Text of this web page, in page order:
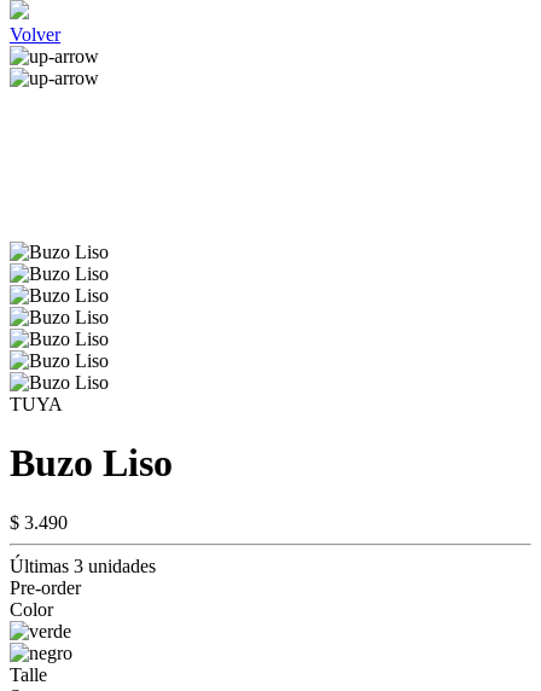
Volver
TUYA
Buzo Liso
$ 3.490
Últimas 3 unidades
Pre-order
Color
Talle